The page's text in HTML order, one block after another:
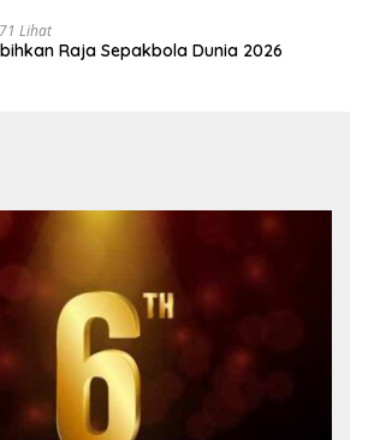
Lihat
Raja Sepakbola Dunia 2026